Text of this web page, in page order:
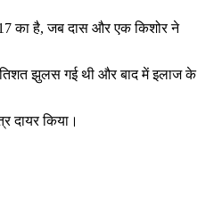
का है, जब दास और एक किशोर ने
झुलस गई थी और बाद में इलाज के
दायर किया।